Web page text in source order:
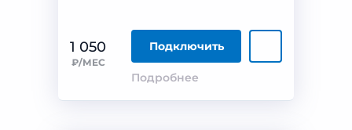
1 050
₽/МЕС
Подключить
Подробнее